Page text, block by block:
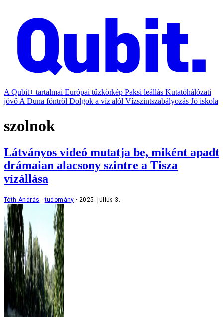
A Qubit+ tartalmai Európai tűzkörkép Paksi leállás Kutatóhálózati
jövő A Duna föntről Dolgok a víz alól Vízszintszabályozás Jó iskola
szolnok
Látványos videó mutatja be, miként apadt
drámaian alacsony szintre a Tisza
vízállása
Tóth András tudomány 2025. július 3.